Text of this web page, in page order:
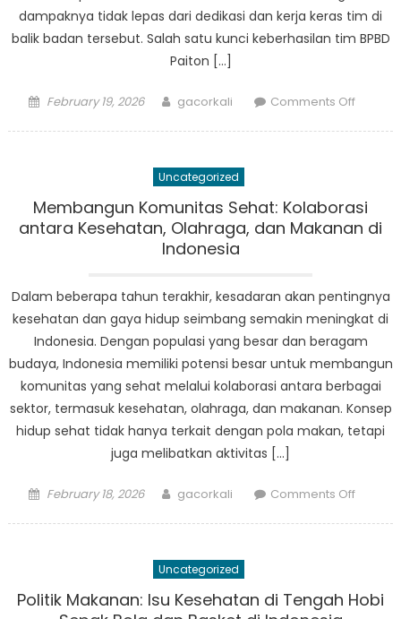
dampaknya tidak lepas dari dedikasi dan kerja keras tim di
balik badan tersebut. Salah satu kunci keberhasilan tim BPBD
Paiton […]
Posted
February 19, 2026 Author
gacorkali Comments Offon
BPBD
Uncategorized
Membangun Komunitas Sehat: Kolaborasi
antara Kesehatan, Olahraga, dan Makanan di
Indonesia
Dalam beberapa tahun terakhir, kesadaran akan pentingnya
kesehatan dan gaya hidup seimbang semakin meningkat di
Indonesia. Dengan populasi yang besar dan beragam
budaya, Indonesia memiliki potensi besar untuk membangun
komunitas yang sehat melalui kolaborasi antara berbagai
sektor, termasuk kesehatan, olahraga, dan makanan. Konsep
hidup sehat tidak hanya terkait dengan pola makan, tetapi
juga melibatkan aktivitas […]
Posted
February 18, 2026 Author
gacorkali Comments Offon
antara
Uncategorized
Politik Makanan: Isu Kesehatan di Tengah Hobi